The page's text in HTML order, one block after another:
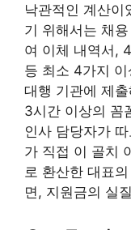
낙관적인 계산이
기 위해서는 채
여 이체 내역서,
등 최소 4가지
대행 기관에 제
3시간 이상의 꼼
인사 담당자가
가 직접 이 골치
로 환산한 대표
면, 지원금의 실